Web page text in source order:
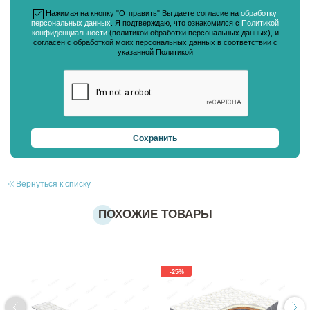
Нажимая на кнопку "Отправить" Вы даете согласие на обработку
персональных данных. Я подтверждаю, что ознакомился с Политикой
конфиденциальности(политикой обработки персональных данных), и
согласен с обработкой моих персональных данных в соответствии с
указанной Политикой
Вернуться к списку
ПОХОЖИЕ ТОВАРЫ
-25%